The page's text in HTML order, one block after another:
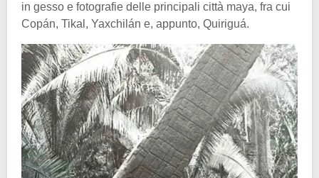
in gesso e fotografie delle principali città maya, fra cui
Copán, Tikal, Yaxchilán e, appunto, Quiriguá.